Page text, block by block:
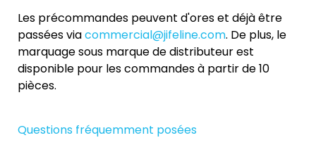
Les précommandes peuvent d'ores et déjà être
passées viacommercial@jifeline.com. De plus, le
marquage sous marque de distributeur est
disponible pour les commandes à partir de 10
pièces.
Questions fréquemment posées